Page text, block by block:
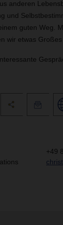
anderen
und
guten Weg.
wir etwas Großes
+49